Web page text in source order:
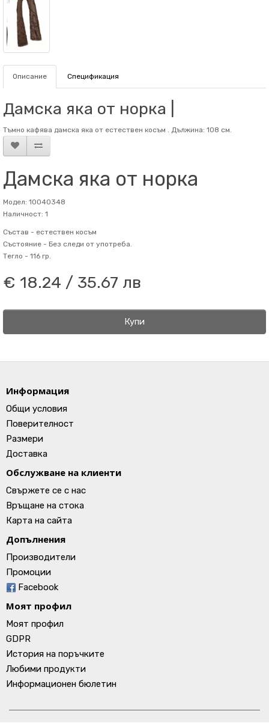
Описание Спецификация
Дамска яка от норка |
Тъмно кафява дамска яка от естествен косъм . Дължина: 108 см.
Дамска яка от норка
Модел: 10040348
Наличност: 1
Състав - естествен косъм
Състояние - Без следи от употреба.
Тегло - 116 гр.
€ 18.24 / 35.67 лв
Купи
Информация
Общи условия
Поверителност
Размери
Доставка
Обслужване на клиенти
Свържете се с нас
Връщане на стока
Карта на сайта
Допълнения
Производители
Промоции
Facebook
Моят профил
Моят профил
GDPR
История на поръчките
Любими продукти
Информационен бюлетин